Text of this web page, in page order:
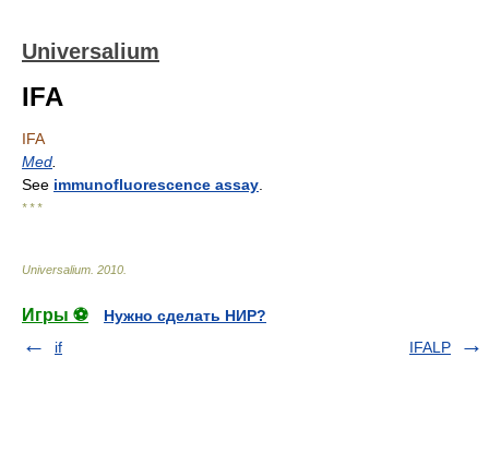
Universalium
IFA
IFA
Med
See immunofluorescence assay
* * *
Universalium 2010
Игры ⚽
Нужно сделать НИР?
if
IFALP